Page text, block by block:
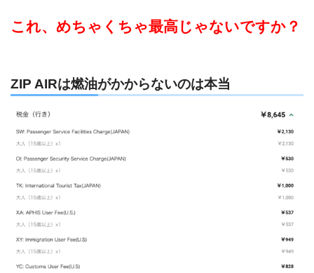
これ、めちゃくちゃ最高じゃないですか？
ZIP AIRは燃油がかからないのは本当